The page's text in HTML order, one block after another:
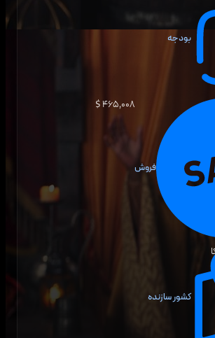
بودجه
فروش
۴۶۵٬۰۰۸ $
کشور سازنده